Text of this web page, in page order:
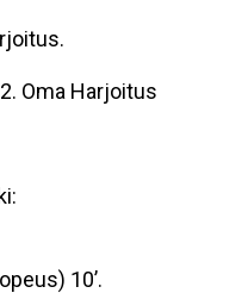
Oma Harjoitus
10’.